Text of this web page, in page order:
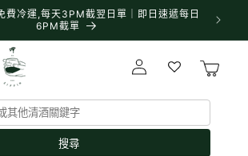
冷運,每天3PM截翌日單｜即日速遞每日
6PM截單
✨門市
登
入
物
搜尋